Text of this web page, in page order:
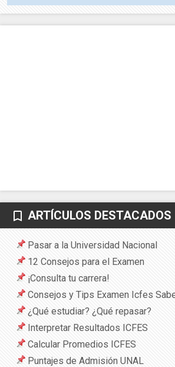
bookmark_border ARTÍCULOS DESTACADOS
Pasar a la Universidad Nacional
12 Consejos para el Examen
¡Consulta tu carrera!
Consejos y Tips Examen Icfes
¿Qué estudiar? ¿Qué repasar?
Interpretar Resultados ICFES
Calcular Promedios ICFES
Puntajes de Admisión UNAL